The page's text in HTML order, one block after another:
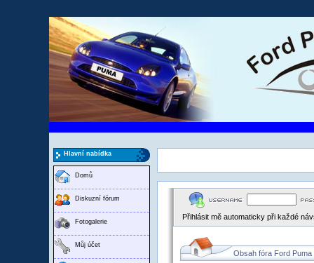
Hlavní nabídka
Domů
Diskuzní fórum
Fotogalerie
Můj účet
Přihlásit mě automaticky při každé
Obsah fóra Ford Puma